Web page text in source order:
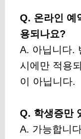
Q. 온라인 예
용되나요?
A. 아닙니다.
시에만 적용
이 아닙니다.
Q. 학생증만
A. 가능합니